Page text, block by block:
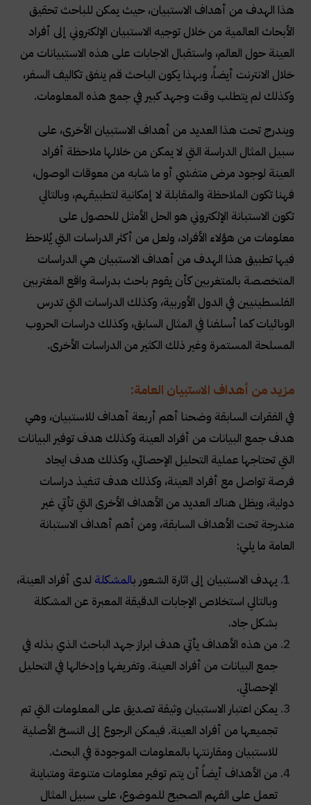
هذا الهدف من أهداف الاستبيان، حيث يمكن للباحث تحقيق
الأبحاث العالمية من خلال توجيه الاستبيان الإلكتروني إلى أفراد
العينة حول العالم، واستقبال الاجابات على هذه الاستبيانات من
خلال الانترنت أيضاً، وبهذا يكون الباحث قم ينفق تكاليف السفر،
وكذلك لم يتطلب وقت وجهد كبير في جمع هذه المعلومات.
ويندرج تحت هذا العديد من أهداف الاستبيان الأخرى، على
سبيل المثال الدراسة التي لا يمكن من خلالها ملاحظة أفراد
العينة لوجود مرض متفشي أو ما شابه من معوقات الوصول،
فهنا تكون الملاحظة والمقابلة لا إمكانية لتطبيقهم، وبالتالي
تكون الاستبانة الإلكتروني هو الحل الأمثل للحصول على
معلومات من هؤلاء الأفراد، ولعل من أكثر الدراسات التي يُلاحظ
فيها تطبيق هذا الهدف من أهداف الاستبيان هي الدراسات
المتخصصة بالمتغربين كأن يقوم باحث بدراسة واقع المغتربين
الفلسطينيين في الدول الأوربية، وكذلك الدراسات التي تدرس
الوبائيات كما أسلفنا في المثال السابق، وكذلك دراسات الحروب
المسلحة المستمرة وغير ذلك الكثير من الدراسات الأخرى.
مزيد من أهداف الاستبيان العامة:
في الفقرات السابقة وضحنا أهم أربعة أهداف للاستبيان، وهي
هدف جمع البيانات من أفراد العينة وكذلك هدف توفير البيانات
التي تحتاجها عملية التحليل الإحصائي، وكذلك هدف ايجاد
فرصة تواصل مع أفراد العينة، وكذلك هدف تنفيذ دراسات
دولية، ويظل هناك العديد من الأهداف الأخرى التي تأتي غير
مندرجة تحت الأهداف السابقة، ومن أهم أهداف الاستبانة
العامة ما يلي:
يهدف الاستبيان إلى اثارة الشعور بالمشكلة لدى أفراد العينة،
وبالتالي استخلاص الإجابات الدقيقة المعبرة عن المشكلة
بشكل جاد.
من هذه الأهداف يأتي هدف ابراز جهد الباحث الذي بذله في
جمع البيانات من أفراد العينة. وتفريغها وإدخالها في التحليل
الإحصائي.
يمكن اعتبار الاستبيان وثيقة تصديق على المعلومات التي تم
تجميعها من أفراد العينة. فيمكن الرجوع إلى النسخ الأصلية
للاستبيان ومقارنتها بالمعلومات الموجودة في البحث.
من الأهداف أيضاً أن يتم توفير معلومات متنوعة ومتباينة
تعمل على الفهم الصحيح للموضوع، على سبيل المثال